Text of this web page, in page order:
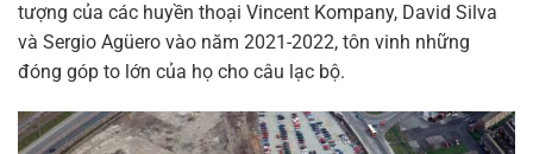
tượng của các huyền thoại Vincent Kompany, David Silva
và Sergio Agüero vào năm 2021-2022, tôn vinh những
đóng góp to lớn của họ cho câu lạc bộ.